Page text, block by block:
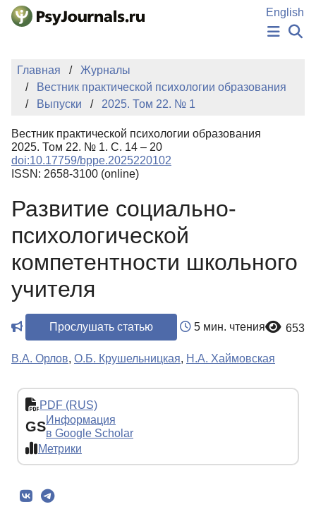
Перейти к основному содержанию
English
НОВОСТИ
ИЗДАНИЯ
АВТОРЫ
БАЗА ЗНАНИЙ
КЛЮЧЕВЫЕ СЛОВА
Регистрация
Главная
Журналы
Вестник практической психологии образования
Выпуски
2025. Том 22. № 1
Вестник практической психологии образования
2025. Том 22. № 1. С. 14 – 20
doi:10.17759/bppe.2025220102
ISSN: 2658-3100 (online)
Развитие социально-
психологической
компетентности школьного
учителя
Прослушать статью 5 мин. чтения 653
В.А. Орлов, О.Б. Крушельницкая, Н.А. Хаймовская
PDF (RUS)
GSИнформация
в Google Scholar
Метрики